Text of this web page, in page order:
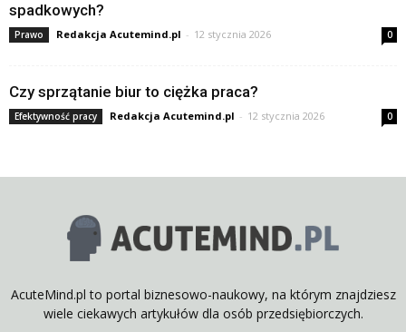
spadkowych?
Prawo Redakcja Acutemind.pl - 12 stycznia 2026 0
Czy sprzątanie biur to ciężka praca?
Efektywność pracy Redakcja Acutemind.pl - 12 stycznia 2026 0
AcuteMind.pl to portal biznesowo-naukowy, na którym znajdziesz
wiele ciekawych artykułów dla osób przedsiębiorczych.